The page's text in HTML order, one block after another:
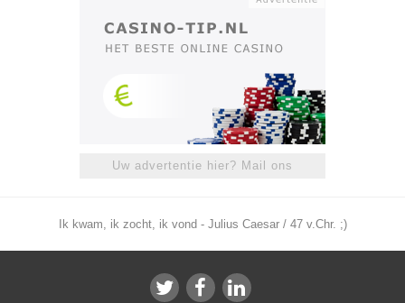
Uw advertentie hier? Mail ons
Ik kwam, ik zocht, ik vond - Julius Caesar / 47 v.Chr. ;)